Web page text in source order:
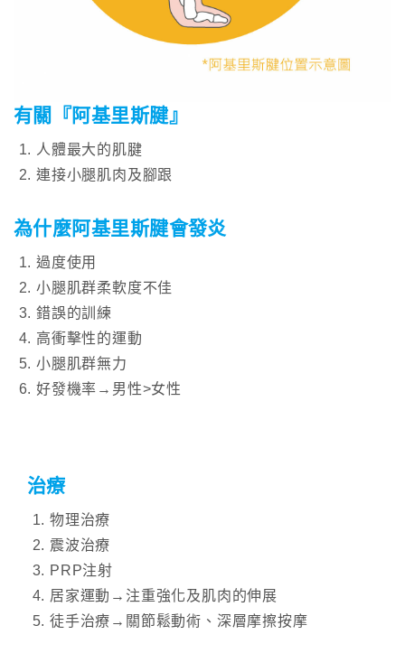
有關『阿基里斯腱』
人體最大的肌腱
連接小腿肌肉及腳跟
為什麼阿基里斯腱會發炎
過度使用
小腿肌群柔軟度不佳
錯誤的訓練
高衝擊性的運動
小腿肌群無力
好發機率→男性>女性
治療
物理治療
震波治療
PRP注射
居家運動→注重強化及肌肉的伸展
徒手治療→關節鬆動術、深層摩擦按摩